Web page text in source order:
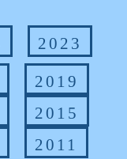
2023
2019
2015
2011